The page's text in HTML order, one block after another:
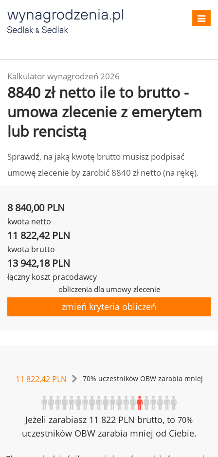
Kalkulator wynagrodzeń 2026
8840 zł netto ile to brutto -
umowa zlecenie z emerytem
lub rencistą
Sprawdź, na jaką kwotę brutto musisz podpisać
umowę zlecenie by zarobić 8840 zł netto (na rękę).
8 840,00 PLN
kwota netto
11 822,42 PLN
kwota brutto
13 942,18 PLN
łączny koszt pracodawcy
obliczenia dla umowy zlecenie
zmień kryteria obliczeń
11 822,42 PLN 70% uczestników OBW zarabia mniej
Jeżeli zarabiasz 11 822 PLN brutto, to 70%
uczestników OBW zarabia mniej od Ciebie.